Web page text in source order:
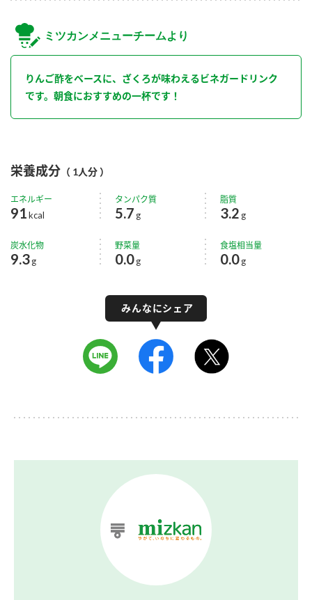
ミツカンメニューチームより
りんご酢をベースに、ざくろが味わえるビネガードリンク
です。朝食におすすめの一杯です！
栄養成分 （ 1人分 ）
エネルギー
91kcal
タンパク質
5.7 g
脂質
3.2 g
炭水化物
9.3g
野菜量
0.0g
食塩相当量
0.0 g